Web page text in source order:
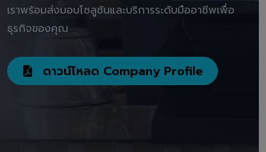
เราพร้อมส่งมอบโซลูชันและบริการระดับมืออาชีพเพื่อ
ธุรกิจของคุณ
ดาวน์โหลด Company Profile